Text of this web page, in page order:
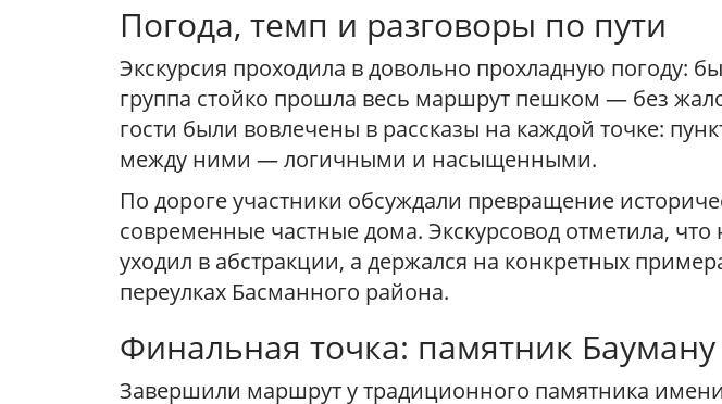
Погода, темп и разговоры по пути
Экскурсия проходила в довольно прохладную погоду:
группа стойко прошла весь маршрут пешком — без
гости были вовлечены в рассказы на каждой точке:
между ними — логичными и насыщенными.
По дороге участники обсуждали превращение
современные частные дома. Экскурсовод отметила,
уходил в абстракции, а держался на конкретных
переулках Басманного района.
Финальная точка: памятник Бауману
Завершили маршрут у традиционного памятника